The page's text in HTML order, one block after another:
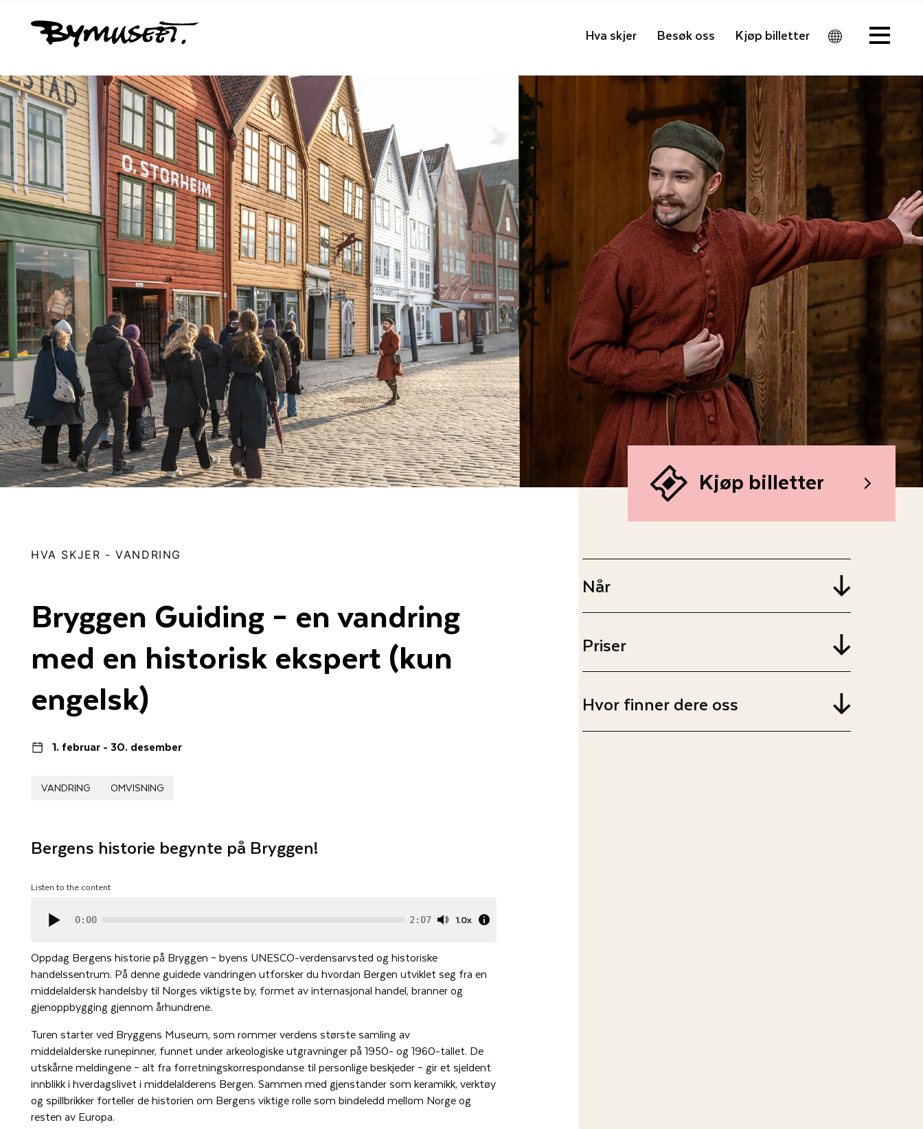
Hva skjer Besøk oss Kjøp billetter
Men
Kjøp billetter
HVA SKJER -VANDRING
Bryggen Guiding – en vandring
med en historisk ekspert (kun
engelsk)
1. februar - 30. desember
VANDRING OMVISNING
Bergens historie begynte på Bryggen!
Listen to the content
0:00 2:07 1.0x
Oppdag Bergens historie på Bryggen – byens UNESCO-verdensarvsted og historiske
handelssentrum. På denne guidede vandringen utforsker du hvordan Bergen utviklet seg fra en
middelaldersk handelsby til Norges viktigste by, formet av internasjonal handel, branner og
gjenoppbygging gjennom århundrene.
Turen starter ved Bryggens Museum, som rommer verdens største samling av
middelalderske runepinner, funnet under arkeologiske utgravninger på 1950- og 1960-tallet. De
utskårne meldingene – alt fra forretningskorrespondanse til personlige beskjeder – gir et sjeldent
innblikk i hverdagslivet i middelalderens Bergen. Sammen med gjenstander som keramikk, verktøy
og spillbrikker forteller de historien om Bergens viktige rolle som bindeledd mellom Norge og
resten av Europa.
Når
Priser
Hvor finner dere oss